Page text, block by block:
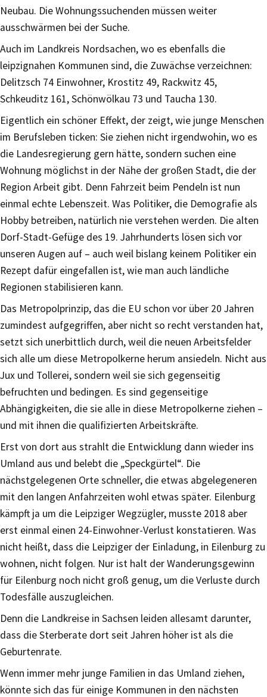
Neubau. Die Wohnungssuchenden müssen weiter
ausschwärmen bei der Suche.
Auch im Landkreis Nordsachen, wo es ebenfalls die
leipzignahen Kommunen sind, die Zuwächse verzeichnen:
Delitzsch 74 Einwohner, Krostitz 49, Rackwitz 45,
Schkeuditz 161, Schönwölkau 73 und Taucha 130.
Eigentlich ein schöner Effekt, der zeigt, wie junge Menschen
im Berufsleben ticken: Sie ziehen nicht irgendwohin, wo es
die Landesregierung gern hätte, sondern suchen eine
Wohnung möglichst in der Nähe der großen Stadt, die der
Region Arbeit gibt. Denn Fahrzeit beim Pendeln ist nun
einmal echte Lebenszeit. Was Politiker, die Demografie als
Hobby betreiben, natürlich nie verstehen werden. Die alten
Dorf-Stadt-Gefüge des 19. Jahrhunderts lösen sich vor
unseren Augen auf – auch weil bislang keinem Politiker ein
Rezept dafür eingefallen ist, wie man auch ländliche
Regionen stabilisieren kann.
Das Metropolprinzip, das die EU schon vor über 20 Jahren
zumindest aufgegriffen, aber nicht so recht verstanden hat,
setzt sich unerbittlich durch, weil die neuen Arbeitsfelder
sich alle um diese Metropolkerne herum ansiedeln. Nicht aus
Jux und Tollerei, sondern weil sie sich gegenseitig
befruchten und bedingen. Es sind gegenseitige
Abhängigkeiten, die sie alle in diese Metropolkerne ziehen –
und mit ihnen die qualifizierten Arbeitskräfte.
Erst von dort aus strahlt die Entwicklung dann wieder ins
Umland aus und belebt die „Speckgürtel“. Die
nächstgelegenen Orte schneller, die etwas abgelegeneren
mit den langen Anfahrzeiten wohl etwas später. Eilenburg
kämpft ja um die Leipziger Wegzügler, musste 2018 aber
erst einmal einen 24-Einwohner-Verlust konstatieren. Was
nicht heißt, dass die Leipziger der Einladung, in Eilenburg zu
wohnen, nicht folgen. Nur ist halt der Wanderungsgewinn
für Eilenburg noch nicht groß genug, um die Verluste durch
Todesfälle auszugleichen.
Denn die Landkreise in Sachsen leiden allesamt darunter,
dass die Sterberate dort seit Jahren höher ist als die
Geburtenrate.
Wenn immer mehr junge Familien in das Umland ziehen,
könnte sich das für einige Kommunen in den nächsten